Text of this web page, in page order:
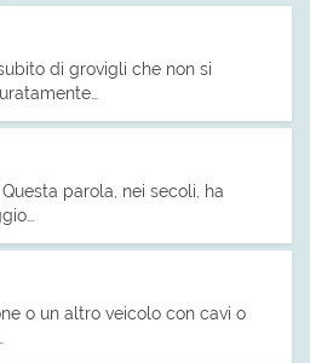
di grovigli che non si
parola, nei secoli, ha
o un altro veicolo con cavi o